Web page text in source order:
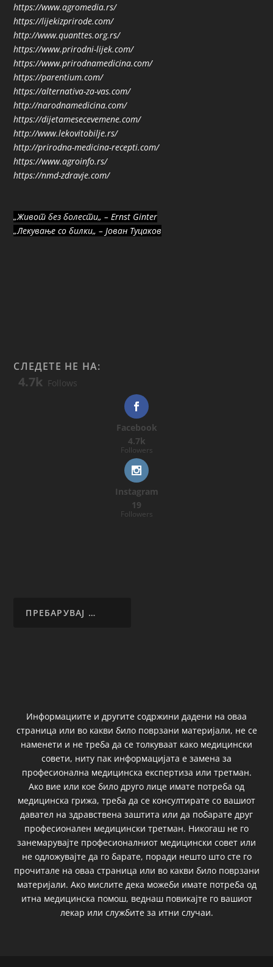
https://www.agromedia.rs/
https://lijekizprirode.com/
http://www.quanttes.org.rs/
https://www.prirodni-lijek.com/
https://www.prirodnamedicina.com/
https://parentium.com/
https://alternativa-za-vas.com/
http://narodnamedicina.com/
https://dijetamesecevemene.com/
http://www.lekovitobilje.rs/
http://prirodna-medicina-recepti.com/
https://www.agroinfo.rs/
https://nmd-zdravje.com/
„Живот без болести„ – Ernst Ginter
„Лекување со билки„ – Јован Туцаков
СЛЕДЕТЕ НЕ НА:
4.7k Follows
Facebook
4.7k
Followers
Instagram
19
Followers
Информациите и другите содржини дадени на оваа
страница или во какви било поврзани материјали, не се
наменети и не треба да се толкуваат како медицински
совети, ниту пак информацијата е замена за
професионална медицинска експертиза или третман.
Ако вие или кое било друго лице имате потреба од
медицинска грижа, треба да се консултирате со вашиот
давател на здравствена заштита или да побарате друг
професионален медицински третман. Никогаш не го
занемарувајте професионалниот медицински совет или
не одложувајте да го барате, поради нешто што сте го
прочитале на оваа страница или во какви било поврзани
материјали. Ако мислите дека можеби имате потреба од
итна медицинска помош, веднаш повикајте го вашиот
лекар или службите за итни случаи.